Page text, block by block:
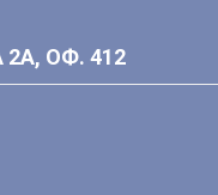
ОФ. 412